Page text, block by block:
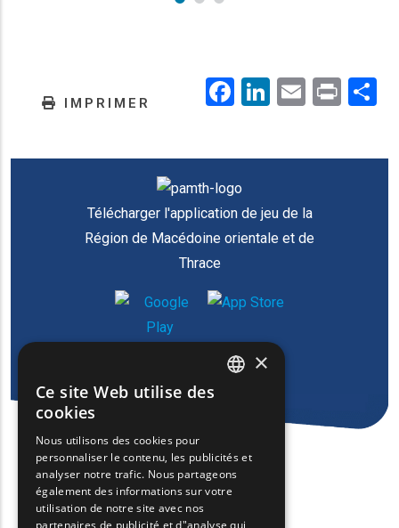
IMPRIMER Facebook
LinkedIn
EmailPrint
Télécharger l'application de jeu de la
Région de Macédoine orientale et de
Thrace
FRENCH
BULGARIAN
GERMAN
×
Ce site Web utilise des
cookies
Nous utilisons des cookies pour
personnaliser le contenu, les publicités et
analyser notre trafic. Nous partageons
également des informations sur votre
utilisation de notre site avec nos
partenaires de publicité et d"analyse qui